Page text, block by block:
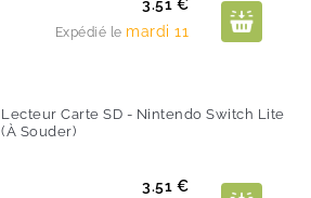
3.51 €
Expédié le mardi 11
Lecteur Carte SD - Nintendo Switch Lite
(à Souder)
Prix
3.51 €